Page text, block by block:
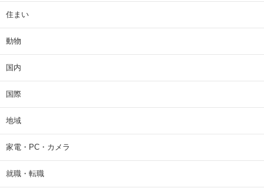
住まい
動物
国内
国際
地域
家電・PC・カメラ
就職・転職